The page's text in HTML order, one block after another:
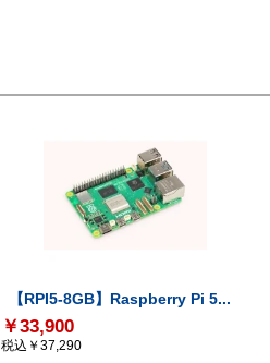
【RPI5-8GB】Raspberry Pi 5...
￥33,900
税込￥37,290